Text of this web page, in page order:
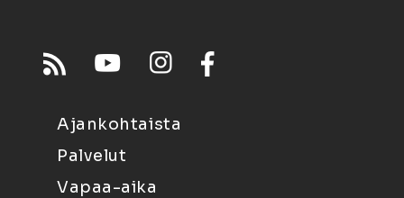
Ajankohtaista
Palvelut
Vapaa-aika